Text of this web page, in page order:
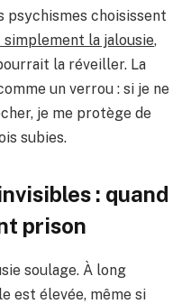
psychismes choisissent
la jalousie,
la réveiller. La
un verrou : si je ne
je me protège de
subies.
: quand
prison
soulage. À long
est élevée, même si